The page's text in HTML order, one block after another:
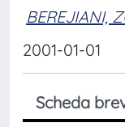
BEREJIANI,
2001-01-01
Scheda